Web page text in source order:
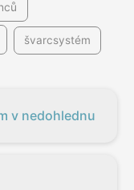
švarcsystém
v nedohlednu